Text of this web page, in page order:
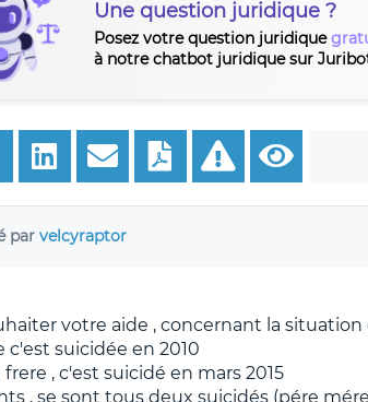
Une question juridique ?
Posez votre question juridique
à notre chatbot juridique sur
par velcyraptor
votre aide , concernant la
c'est suicidée en 2010
, c'est suicidé en mars 2015
, se sont tous deux suicidés (pére